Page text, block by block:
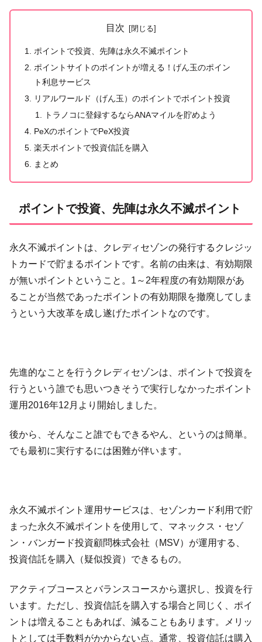
目次
ポイントで投資、先陣は永久不滅ポイント
ポイントサイトのポイントが増える！げん玉のポイン
ト利息サービス
リアルワールド（げん玉）のポイントでポイント投資
トラノコに登録するならANAマイルを貯めよう
PeXのポイントでPeX投資
楽天ポイントで投資信託を購入
まとめ
ポイントで投資、先陣は永久不滅ポイント
永久不滅ポイントは、クレディセゾンの発行するクレジッ
トカードで貯まるポイントです。名前の由来は、有効期限
が無いポイントということ。1～2年程度の有効期限があ
ることが当然であったポイントの有効期限を撤廃してしま
うという大改革を成し遂げたポイントなのです。
先進的なことを行うクレディセゾンは、ポイントで投資を
行うという誰でも思いつきそうで実行しなかったポイント
運用2016年12月より開始しました。
後から、そんなこと誰でもできるやん、というのは簡単。
でも最初に実行するには困難が伴います。
永久不滅ポイント運用サービスは、セゾンカード利用で貯
まった永久不滅ポイントを使用して、マネックス・セゾ
ン・バンガード投資顧問株式会社（MSV）が運用する、
投資信託を購入（疑似投資）できるもの。
アクティブコースとバランスコースから選択し、投資を行
います。ただし、投資信託を購入する場合と同じく、ポイ
ントは増えることもあれば、減ることもあります。メリッ
トとしては手数料がかからない点。通常、投資信託は購入